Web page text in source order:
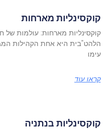
קוקסינליות מארחות
קוקסינליות מארחות: עולמות של
הלהט"בית היא אחת הקהילות
עימו
קראו עוד
קוקסינליות בנתניה